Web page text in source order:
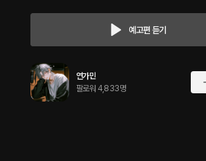
연가민
팔로워 4,833명
예고편 듣기